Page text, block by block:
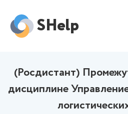
SHelp
(Росдистант)
дисциплине